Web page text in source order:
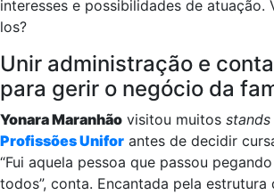
interesses e possibilidades de atuação.
los?
Unir administração e
para gerir o negócio da
Yonara Maranhão visitou muitos stands
Profissões Unifor antes de decidir
“Fui aquela pessoa que passou
todos”, conta. Encantada pela estrutura